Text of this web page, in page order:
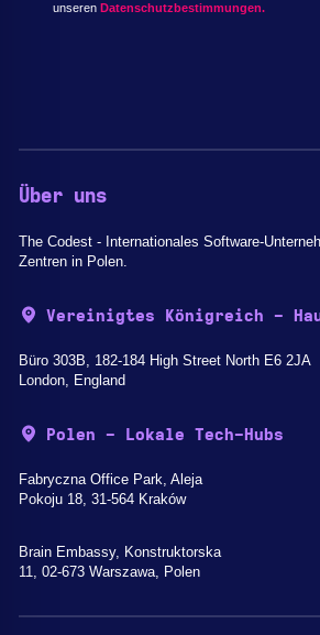
unseren Datenschutzbestimmungen.
Über uns
The Codest - Internationales Software-
Zentren in Polen.
Vereinigtes Königreich -
Büro 303B, 182-184 High Street North E6 2JA
London, England
Polen - Lokale Tech-Hubs
Fabryczna Office Park, Aleja
Pokoju 18, 31-564 Kraków
Brain Embassy, Konstruktorska
11, 02-673 Warszawa, Polen